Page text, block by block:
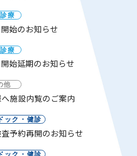
療
始のお知らせ
療
始延期のお知らせ
他
施設内覧のご案内
ック・健診
予約再開のお知らせ
ック・健診